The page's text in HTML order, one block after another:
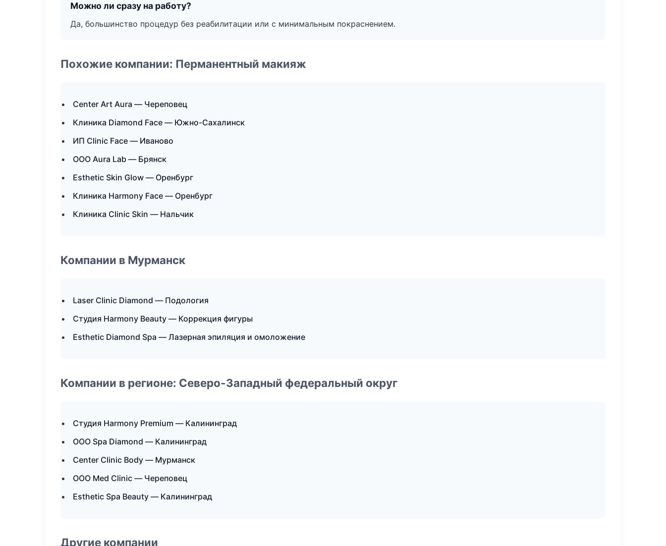
Можно ли сразу на работу?
Да, большинство процедур без реабилитации или с минимальным покраснением.
Похожие компании: Перманентный макияж
Center Art Aura — Череповец
Клиника Diamond Face — Южно-Сахалинск
ИП Clinic Face — Иваново
ООО Aura Lab — Брянск
Esthetic Skin Glow — Оренбург
Клиника Harmony Face — Оренбург
Клиника Clinic Skin — Нальчик
Компании в Мурманск
Laser Clinic Diamond — Подология
Студия Harmony Beauty — Коррекция фигуры
Esthetic Diamond Spa — Лазерная эпиляция и омоложение
Компании в регионе: Северо-Западный федеральный округ
Студия Harmony Premium — Калининград
ООО Spa Diamond — Калининград
Center Clinic Body — Мурманск
ООО Med Clinic — Череповец
Esthetic Spa Beauty — Калининград
Другие компании